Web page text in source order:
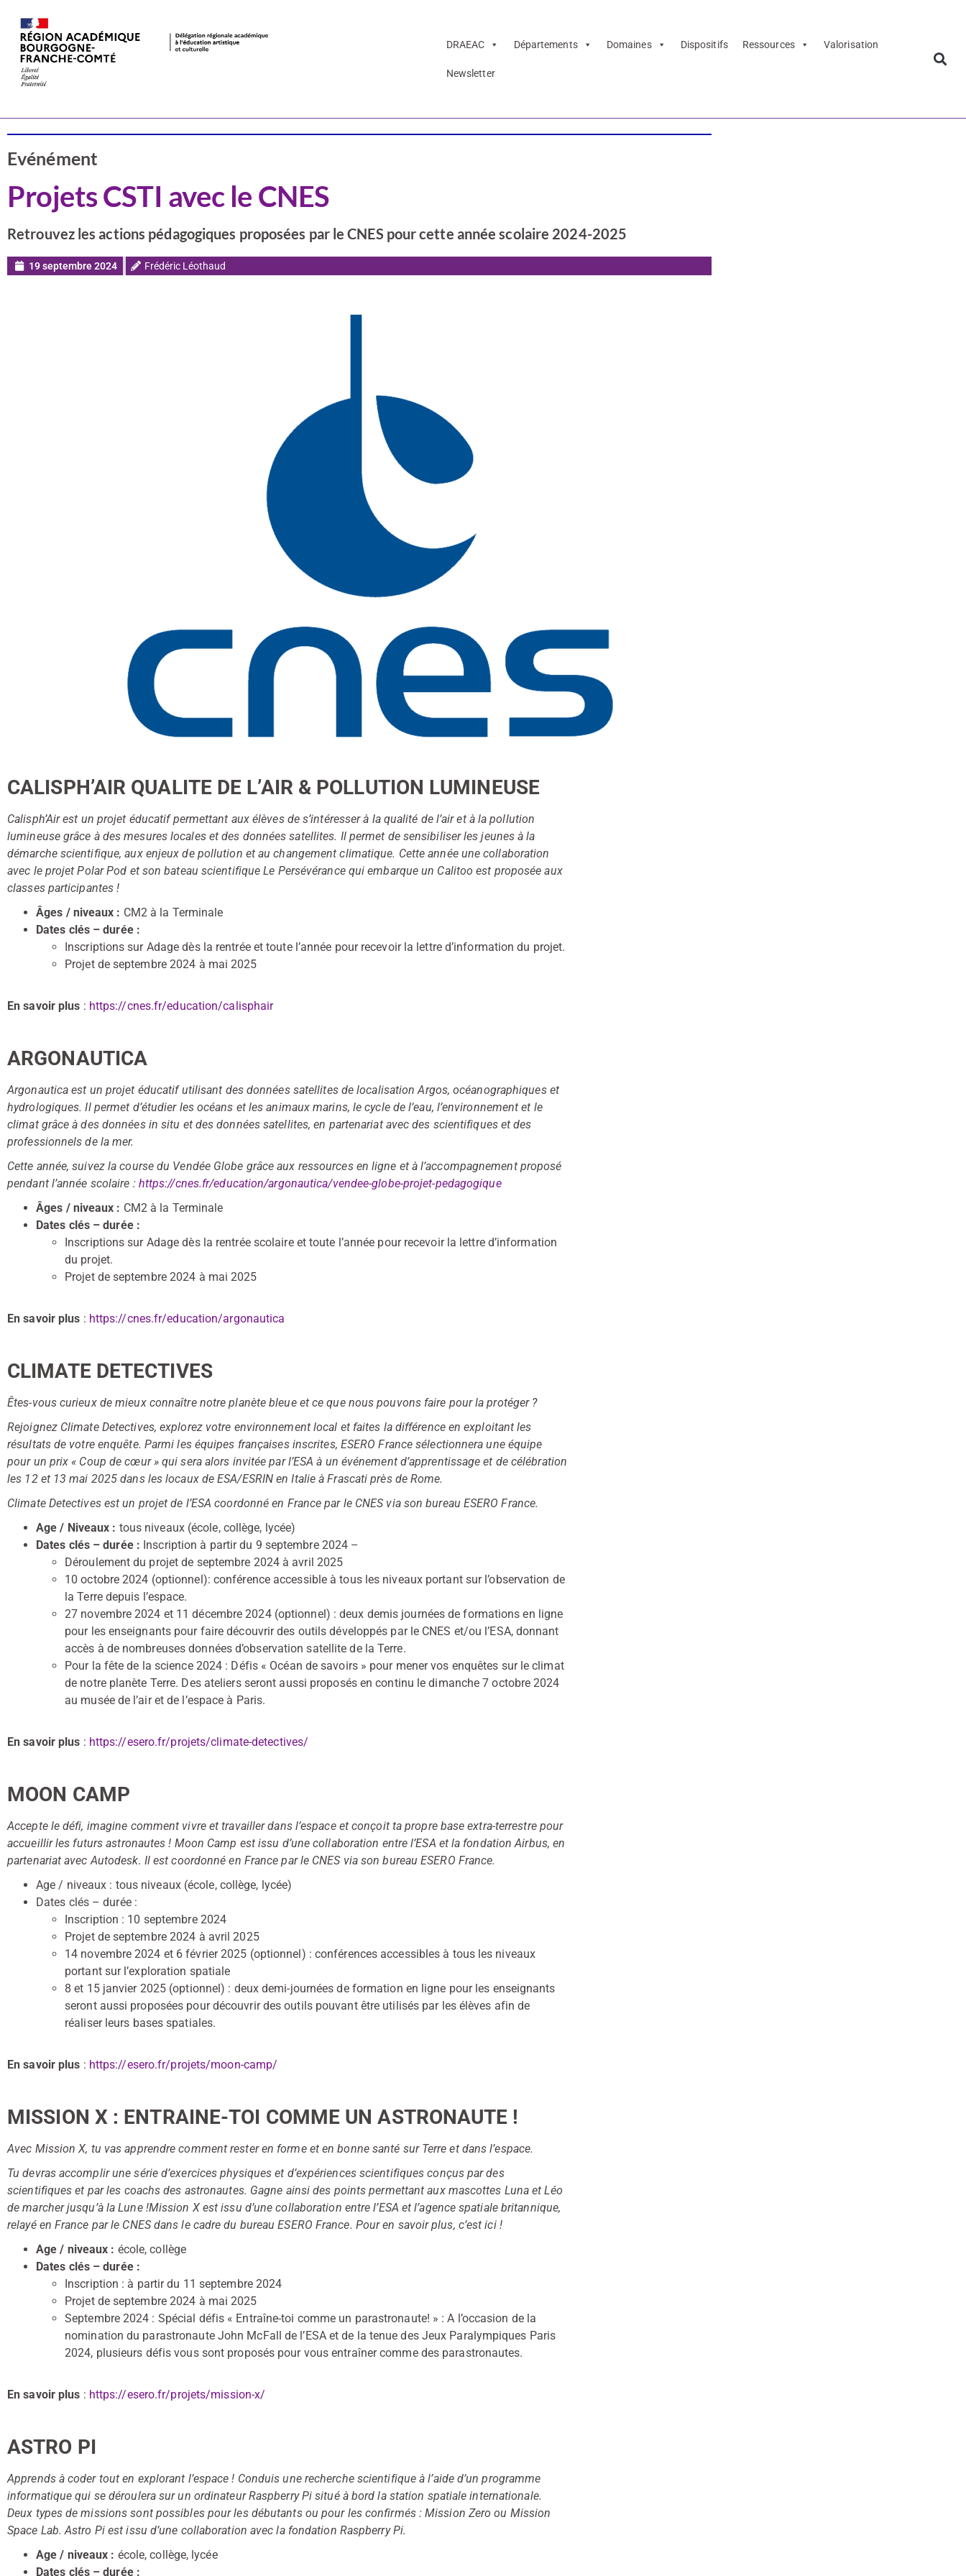
DRAEAC Départements Domaines Dispositifs Ressources Valorisation
Newsletter
Evénément
Projets CSTI avec le CNES
Retrouvez les actions pédagogiques proposées par le CNES pour cette année scolaire 2024-2025
19 septembre 2024 Frédéric Léothaud
CALISPH’AIR QUALITE DE L’AIR & POLLUTION LUMINEUSE
Calisph’Air est un projet éducatif permettant aux élèves de s’intéresser à la qualité de l’air et à la pollution
lumineuse grâce à des mesures locales et des données satellites. Il permet de sensibiliser les jeunes à la
démarche scientifique, aux enjeux de pollution et au changement climatique. Cette année une collaboration
avec le projet Polar Pod et son bateau scientifique Le Persévérance qui embarque un Calitoo est proposée aux
classes participantes !
Âges / niveaux : CM2 à la Terminale
Dates clés – durée :
Inscriptions sur Adage dès la rentrée et toute l’année pour recevoir la lettre d’information du projet.
Projet de septembre 2024 à mai 2025
En savoir plus : https://cnes.fr/education/calisphair
ARGONAUTICA
Argonautica est un projet éducatif utilisant des données satellites de localisation Argos, océanographiques et
hydrologiques. Il permet d’étudier les océans et les animaux marins, le cycle de l’eau, l’environnement et le
climat grâce à des données in situ et des données satellites, en partenariat avec des scientifiques et des
professionnels de la mer.
Cette année, suivez la course du Vendée Globe grâce aux ressources en ligne et à l’accompagnement proposé
pendant l’année scolaire : https://cnes.fr/education/argonautica/vendee-globe-projet-pedagogique
Âges / niveaux : CM2 à la Terminale
Dates clés – durée :
Inscriptions sur Adage dès la rentrée scolaire et toute l’année pour recevoir la lettre d’information
du projet.
Projet de septembre 2024 à mai 2025
En savoir plus : https://cnes.fr/education/argonautica
CLIMATE DETECTIVES
Êtes-vous curieux de mieux connaître notre planète bleue et ce que nous pouvons faire pour la protéger ?
Rejoignez Climate Detectives, explorez votre environnement local et faites la différence en exploitant les
résultats de votre enquête. Parmi les équipes françaises inscrites, ESERO France sélectionnera une équipe
pour un prix « Coup de cœur » qui sera alors invitée par l’ESA à un événement d’apprentissage et de célébration
les 12 et 13 mai 2025 dans les locaux de ESA/ESRIN en Italie à Frascati près de Rome.
Climate Detectives est un projet de l’ESA coordonné en France par le CNES via son bureau ESERO France.
Age / Niveaux : tous niveaux (école, collège, lycée)
Dates clés – durée : Inscription à partir du 9 septembre 2024 –
Déroulement du projet de septembre 2024 à avril 2025
10 octobre 2024 (optionnel): conférence accessible à tous les niveaux portant sur l’observation de
la Terre depuis l’espace.
27 novembre 2024 et 11 décembre 2024 (optionnel) : deux demis journées de formations en ligne
pour les enseignants pour faire découvrir des outils développés par le CNES et/ou l’ESA, donnant
accès à de nombreuses données d’observation satellite de la Terre.
Pour la fête de la science 2024 : Défis « Océan de savoirs » pour mener vos enquêtes sur le climat
de notre planète Terre. Des ateliers seront aussi proposés en continu le dimanche 7 octobre 2024
au musée de l’air et de l’espace à Paris.
En savoir plus : https://esero.fr/projets/climate-detectives/
MOON CAMP
Accepte le défi, imagine comment vivre et travailler dans l’espace et conçoit ta propre base extra-terrestre pour
accueillir les futurs astronautes ! Moon Camp est issu d’une collaboration entre l’ESA et la fondation Airbus, en
partenariat avec Autodesk. Il est coordonné en France par le CNES via son bureau ESERO France.
Age / niveaux : tous niveaux (école, collège, lycée)
Dates clés – durée :
Inscription : 10 septembre 2024
Projet de septembre 2024 à avril 2025
14 novembre 2024 et 6 février 2025 (optionnel) : conférences accessibles à tous les niveaux
portant sur l’exploration spatiale
8 et 15 janvier 2025 (optionnel) : deux demi-journées de formation en ligne pour les enseignants
seront aussi proposées pour découvrir des outils pouvant être utilisés par les élèves afin de
réaliser leurs bases spatiales.
En savoir plus : https://esero.fr/projets/moon-camp/
MISSION X : ENTRAINE-TOI COMME UN ASTRONAUTE !
Avec Mission X, tu vas apprendre comment rester en forme et en bonne santé sur Terre et dans l’espace.
Tu devras accomplir une série d’exercices physiques et d’expériences scientifiques conçus par des
scientifiques et par les coachs des astronautes. Gagne ainsi des points permettant aux mascottes Luna et Léo
de marcher jusqu’à la Lune !Mission X est issu d’une collaboration entre l’ESA et l’agence spatiale britannique,
relayé en France par le CNES dans le cadre du bureau ESERO France. Pour en savoir plus, c’est ici !
Age / niveaux : école, collège
Dates clés – durée :
Inscription : à partir du 11 septembre 2024
Projet de septembre 2024 à mai 2025
Septembre 2024 : Spécial défis « Entraîne-toi comme un parastronaute! » : A l’occasion de la
nomination du parastronaute John McFall de l’ESA et de la tenue des Jeux Paralympiques Paris
2024, plusieurs défis vous sont proposés pour vous entraîner comme des parastronautes.
En savoir plus : https://esero.fr/projets/mission-x/
ASTRO PI
Apprends à coder tout en explorant l’espace ! Conduis une recherche scientifique à l’aide d’un programme
informatique qui se déroulera sur un ordinateur Raspberry Pi situé à bord la station spatiale internationale.
Deux types de missions sont possibles pour les débutants ou pour les confirmés : Mission Zero ou Mission
Space Lab. Astro Pi est issu d’une collaboration avec la fondation Raspberry Pi.
Age / niveaux : école, collège, lycée
Dates clés – durée :